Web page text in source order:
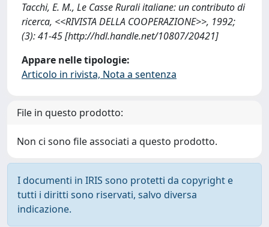
Tacchi, E. M., Le Casse Rurali italiane: un contributo di
ricerca, <<RIVISTA DELLA COOPERAZIONE>>, 1992;
(3): 41-45 [http://hdl.handle.net/10807/20421]
Appare nelle tipologie:
Articolo in rivista, Nota a sentenza
File in questo prodotto:
Non ci sono file associati a questo prodotto.
I documenti in IRIS sono protetti da copyright e
tutti i diritti sono riservati, salvo diversa
indicazione.